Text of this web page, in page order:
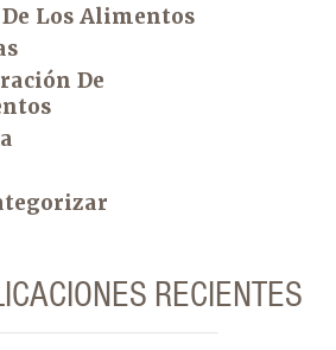
De Los Alimentos
De
RECIENTES